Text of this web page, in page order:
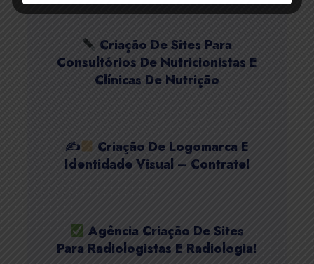
Criação De Sites Para
Consultórios De Nutricionistas E
Clínicas De Nutrição
✍
Criação De Logomarca E
Identidade Visual – Contrate!
Agência Criação De Sites
Para Radiologistas E Radiologia!